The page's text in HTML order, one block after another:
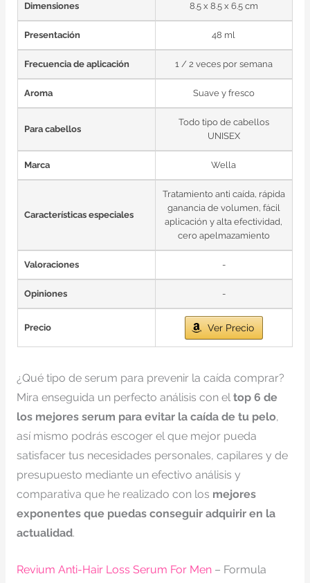
Dimensiones 8.5 x 8.5 x 6.5 cm
Presentación 48 ml
Frecuencia de aplicación 1 / 2 veces por semana
Aroma Suave y fresco
Para cabellos
Todo tipo de cabellos
UNISEX
Marca Wella
Características especiales
Tratamiento anti caída, rápida
ganancia de volumen, fácil
aplicación y alta efectividad,
cero apelmazamiento
Valoraciones -
Opiniones -
Precio Ver Precio
¿Qué tipo de serum para prevenir la caída comprar?
Mira enseguida un perfecto análisis con eltop 6 de
los mejores serum para evitar la caída de tu pelo,
así mismo podrás escoger el que mejor pueda
satisfacer tus necesidades personales, capilares y de
presupuesto mediante un efectivo análisis y
comparativa que he realizado con los mejores
exponentes que puedas conseguir adquirir en la
actualidad.
Revium Anti-Hair Loss Serum For Men– Formula